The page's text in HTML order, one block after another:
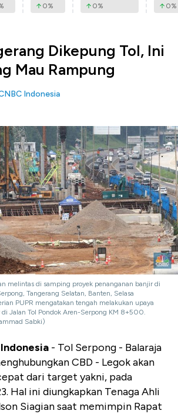
0% 0% 0%
Dikepung Tol, Ini
Mau Rampung
Indonesia
melintas di samping proyek penanganan banjir di
Tangerang Selatan, Banten, Selasa
PUPR mengatakan tengah melakukan upaya
Jalan Tol Pondok Aren-Serpong KM 8+500.
Sabki)
- Tol Serpong - Balaraja
CBD - Legok akan
dari target yakni, pada
Hal ini diungkapkan Tenaga Ahli
Siagian saat memimpin Rapat